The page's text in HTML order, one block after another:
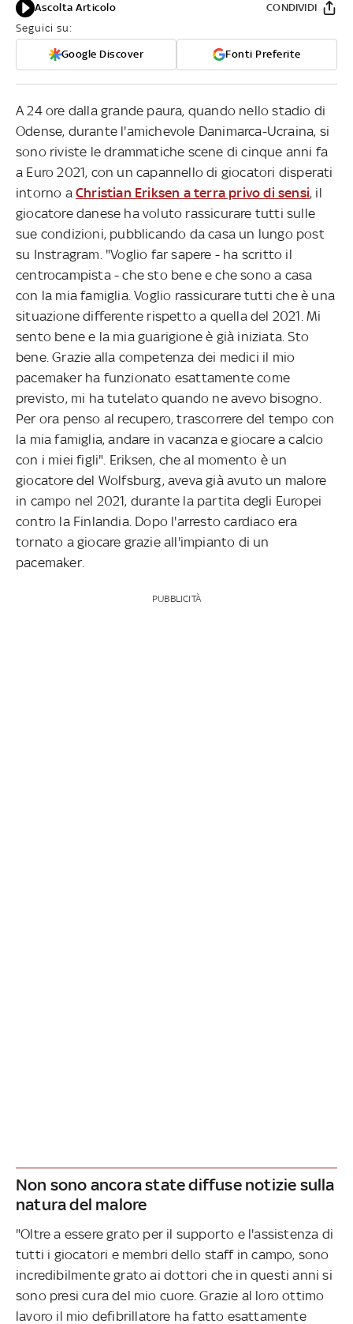
Ascolta Articolo
Seguici su:
Google Discover Fonti Preferite
CONDIVIDI
A 24 ore dalla grande paura, quando nello stadio di
Odense, durante l'amichevole Danimarca-Ucraina, si
sono riviste le drammatiche scene di cinque anni fa
a Euro 2021, con un capannello di giocatori disperati
intorno a Christian Eriksen a terra privo di sensi, il
giocatore danese ha voluto rassicurare tutti sulle
sue condizioni, pubblicando da casa un lungo post
su Instragram. "Voglio far sapere - ha scritto il
centrocampista - che sto bene e che sono a casa
con la mia famiglia. Voglio rassicurare tutti che è una
situazione differente rispetto a quella del 2021. Mi
sento bene e la mia guarigione è già iniziata. Sto
bene. Grazie alla competenza dei medici il mio
pacemaker ha funzionato esattamente come
previsto, mi ha tutelato quando ne avevo bisogno.
Per ora penso al recupero, trascorrere del tempo con
la mia famiglia, andare in vacanza e giocare a calcio
con i miei figli". Eriksen, che al momento è un
giocatore del Wolfsburg, aveva già avuto un malore
in campo nel 2021, durante la partita degli Europei
contro la Finlandia. Dopo l'arresto cardiaco era
tornato a giocare grazie all'impianto di un
pacemaker.
PUBBLICITÀ
Non sono ancora state diffuse notizie sulla
natura del malore
"Oltre a essere grato per il supporto e l'assistenza di
tutti i giocatori e membri dello staff in campo, sono
incredibilmente grato ai dottori che in questi anni si
sono presi cura del mio cuore. Grazie al loro ottimo
lavoro il mio defibrillatore ha fatto esattamente